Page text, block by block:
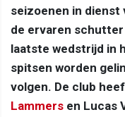
seizoenen in dienst
de ervaren schutter
laatste wedstrijd in
spitsen worden
volgen. De club
Lammers en Lucas